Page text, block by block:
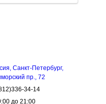
Санкт-Петербург,
пр., 72
34-14
до 21:00